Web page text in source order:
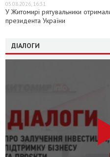
05.08.2026, 16:31
У Житомирі рятувальники
президента України
ДІАЛОГИ